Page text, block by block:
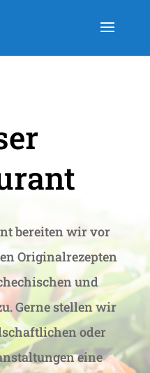
bereiten wir vor
Originalrezepten
und
Gerne stellen wir
oder
eine